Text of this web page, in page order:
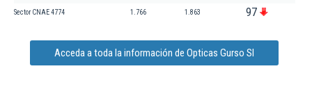
Sector CNAE 4774 1.766 1.863 97
Acceda a toda la información de Opticas Gurso Sl